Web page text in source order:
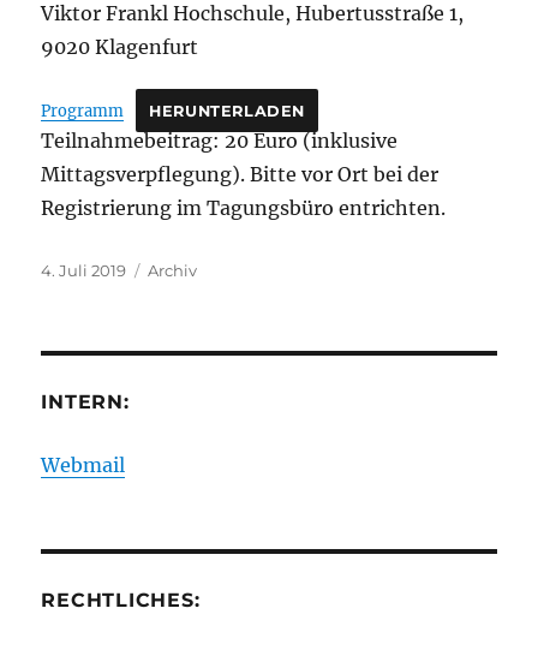
Viktor Frankl Hochschule, Hubertusstraße 1,
9020 Klagenfurt
Programm HERUNTERLADEN
Teilnahmebeitrag: 20 Euro (inklusive
Mittagsverpflegung). Bitte vor Ort bei der
Registrierung im Tagungsbüro entrichten.
Veröffentlicht
4. Juli 2019 Kategorien
Archiv
INTERN:
Webmail
RECHTLICHES: